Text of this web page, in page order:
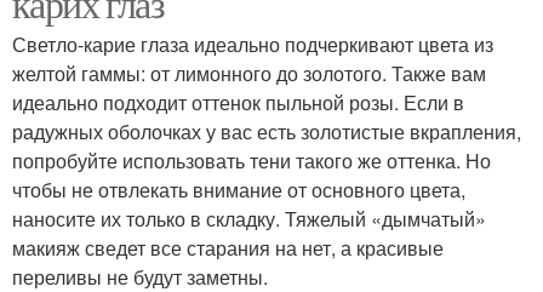
Светло-карие глаза идеально подчеркивают цвета из
желтой гаммы: от лимонного до золотого. Также вам
идеально подходит оттенок пыльной розы. Если в
радужных оболочках у вас есть золотистые вкрапления,
попробуйте использовать тени такого же оттенка. Но
чтобы не отвлекать внимание от основного цвета,
наносите их только в складку. Тяжелый «дымчатый»
макияж сведет все старания на нет, а красивые
переливы не будут заметны.